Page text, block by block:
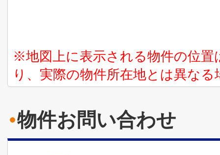
※地図上に表示される物件の位
り、実際の物件所在地とは異な
物件お問い合わせ